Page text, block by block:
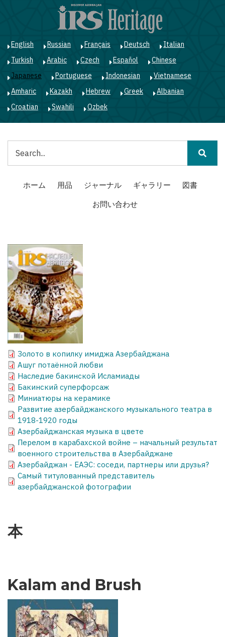
English Russian Français Deutsch
Italian
Turkish
Arabic Czech Español
Chinese
Japanese
Portuguese Indonesian
Vietnamese
Amharic
Kazakh Hebrew Greek
Albanian
Croatian
Swahili Ozbek
Main
navigation
ホーム 用品 ジャーナル ギャラリー
図書
お問い合わせ
Золото в копилку имиджа Азербайджана
Ашуг потаённой любви
Наследие бакинской Исламиады
Бакинский суперфорсаж
Миниатюры на керамике
Развитие азербайджанского музыкального театра в
1918-1920 годы
Азербайджанская музыка в цвете
Перелом в карабахской войне – начальный результат
военного строительства в Азербайджане
Азербайджан - ЕАЭС: соседи, партнеры или друзья?
Самый титулованный представитель
азербайджанской фотографии
本
Kalam and Brush